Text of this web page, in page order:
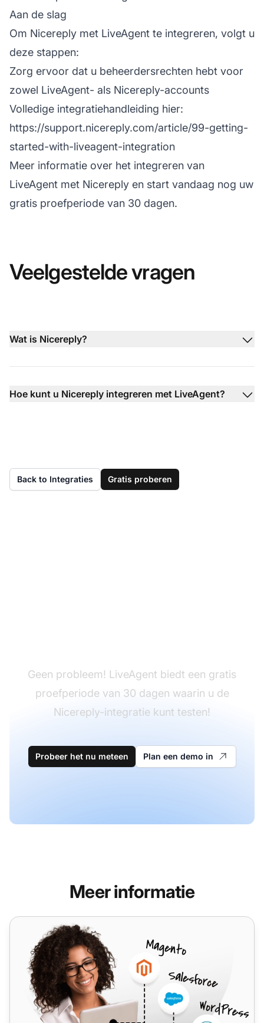
Aan de slag
Om Nicereply met LiveAgent te integreren, volgt u
deze stappen:
Zorg ervoor dat u beheerdersrechten hebt voor
zowel LiveAgent- als Nicereply-accounts
Volledige integratiehandleiding hier:
https://support.nicereply.com/article/99-getting-
started-with-liveagent-integration
Meer informatie over het integreren van
LiveAgent met Nicereply en start vandaag nog uw
gratis proefperiode van 30 dagen.
Veelgestelde vragen
Wat is Nicereply?
Hoe kunt u Nicereply integreren met LiveAgent?
Back to Integraties Gratis proberen
Geen probleem! LiveAgent biedt een gratis
proefperiode van 30 dagen waarin u de
Nicereply-integratie kunt testen!
Probeer het nu meteen Plan een demo in
Meer informatie
Simplesat